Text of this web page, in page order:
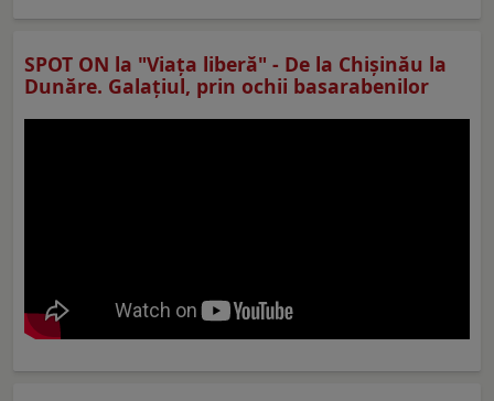
SPOT ON la "Viaţa liberă" - De la Chișinău la
Dunăre. Galațiul, prin ochii basarabenilor